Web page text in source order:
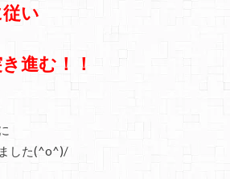
い
進む！！
した(^o^)/